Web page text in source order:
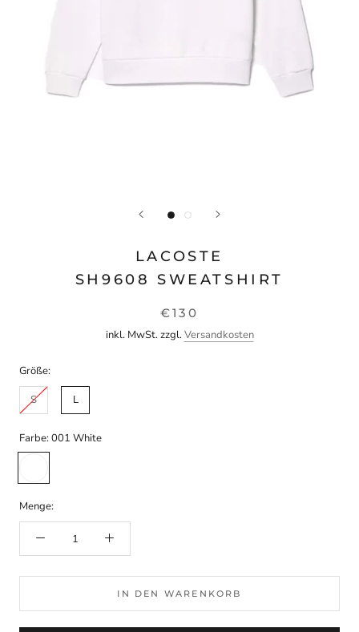
LACOSTE
SH9608 SWEATSHIRT
€130
inkl. MwSt. zzgl.Versandkosten
Größe:
S
L
Farbe:001 White
Menge:
IN DEN WARENKORB